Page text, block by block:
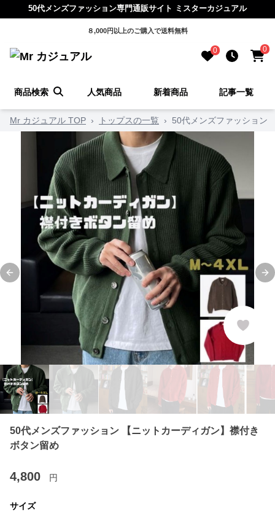
50代メンズファッション専門通販サイト ミスターカジュアル
８,000円以上のご購入で送料無料
0 0
商品検索 人気商品 新着商品 記事一覧
Mr カジュアル TOP › トップスの一覧 › 50代メンズファッション
Previous slide
50代メンズファッション 【ニットカーディガン】襟付き
ボタン留め
4,800 円
サイズ